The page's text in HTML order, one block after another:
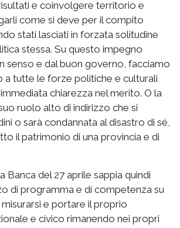
e coinvolgere territorio e
come si deve per il compito
stati lasciati in forzata solitudine
stessa. Su questo impegno
senso e dal buon governo, facciamo
a tutte le forze politiche e culturali
chiarezza nel merito. O la
ruolo alto di indirizzo che si
o sarà condannata al disastro di sé,
il patrimonio di una provincia e di
Banca del 27 aprile sappia quindi
di programma e dí competenza su
e portare il proprio
e civico rimanendo nei propri